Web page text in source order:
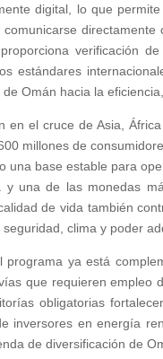
digital, lo que
verificación
estándares
Omán hacia la
en el cruce de Asia,
millones de
una base estable para
y una de las monedas
de vida también
clima y poder
programa ya está
que requieren
obligatorias
inversores en energía
de diversificación de